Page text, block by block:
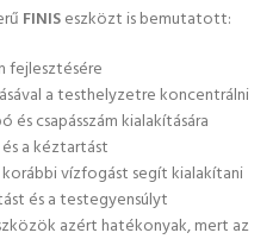
FINISeszközt is bemutatott:
fejlesztésére
a testhelyzetre koncentrálni
és csapásszám kialakítására
a kéztartást
korábbi vízfogást segít kialakítani
és a testegyensúlyt
azért hatékonyak, mert az